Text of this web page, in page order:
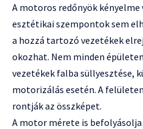
A motoros redőnyök
esztétikai szempontok sem
a hozzá tartozó vezetékek
okozhat. Nem minden
vezetékek falba süllyesztése,
motorizálás esetén. A
rontják az összképet.
A motor mérete is